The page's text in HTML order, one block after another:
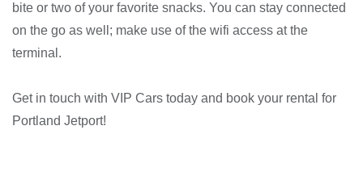
bite or two of your favorite snacks. You can stay connected
on the go as well; make use of the wifi access at the
terminal.
Get in touch with VIP Cars today and book your rental for
Portland Jetport!